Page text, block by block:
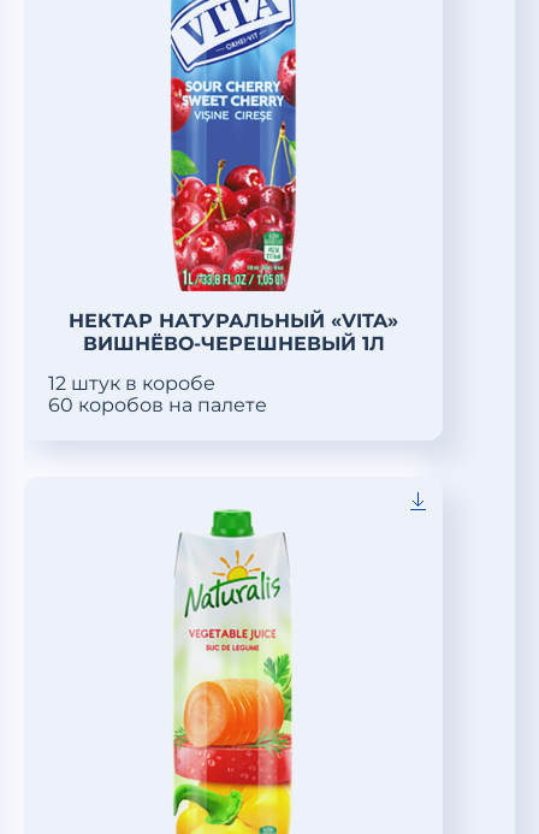
НЕКТАР НАТУРАЛЬНЫЙ «VITA»
ВИШНЁВО-ЧЕРЕШНЕВЫЙ 1Л
12 штук в коробе
60 коробов на палете